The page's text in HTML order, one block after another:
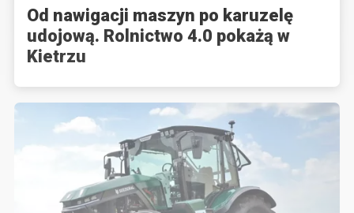
Od nawigacji maszyn po karuzelę
udojową. Rolnictwo 4.0 pokażą w
Kietrzu